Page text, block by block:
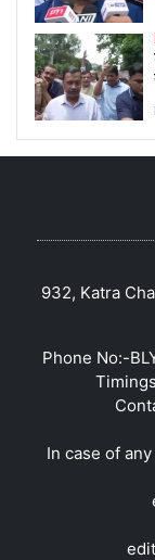
932, Katra
Phone No:-
In case of